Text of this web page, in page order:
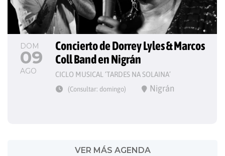
DOM
09
AGO
Concierto de Dorrey Lyles & Marcos
Coll Band en Nigrán
CICLO MUSICAL ‘TARDES NA SOLAINA’
(Consultar: domingo) Nigrán
VER MÁS AGENDA